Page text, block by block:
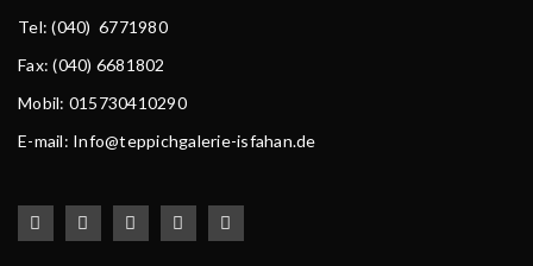
Tel: (040) 6771980
Fax: (040) 6681802
Mobil: 015730410290
E-mail: Info@teppichgalerie-isfahan.de